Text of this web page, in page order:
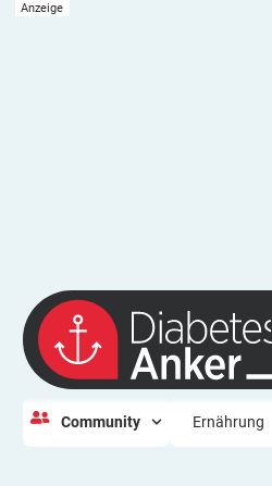
Community Ernährung